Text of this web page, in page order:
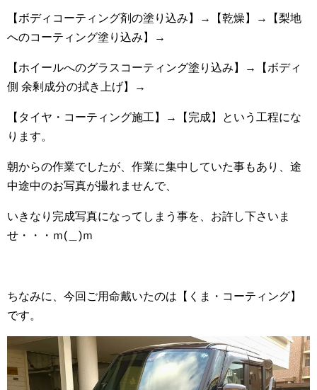
【ボディコーティング剤の塗り込み】→【乾燥】→【梨地
へのコーティング塗り込み】→
【ホイールへのグラスコーティング塗り込み】→【ボディ
側 余剰成分の拭き上げ】→
【タイヤ・コーティング施工】→【完成】という工程にな
ります。
朝からの作業でしたが、作業に集中していた事もあり、途
中途中のお写真が撮れませんで、
いきなり完成写真になってしまう事を、お許し下さいま
せ・・・ｍ(＿)ｍ
ちなみに、今回ご用命戴いたのは【くま・コーティング】
です。